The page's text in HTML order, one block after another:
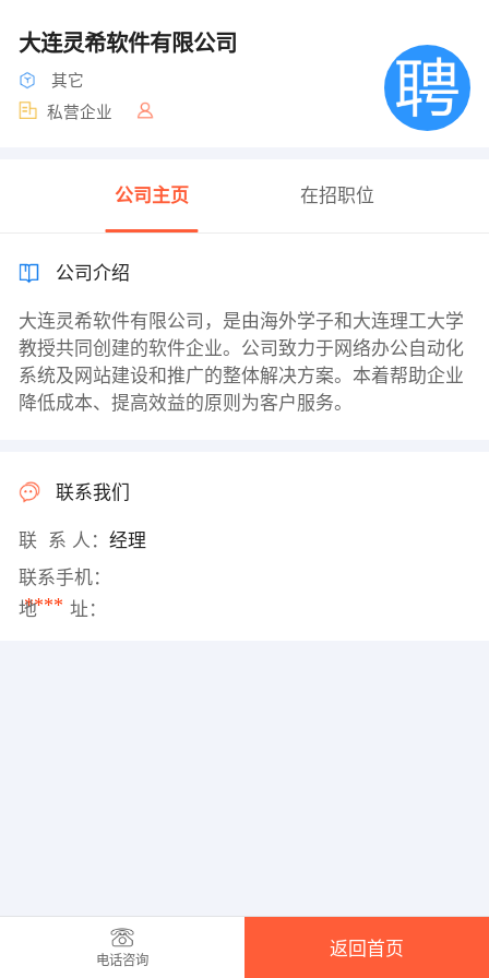
大连灵希软件有限公司
其它
私营企业
公司主页 在招职位
公司介绍
大连灵希软件有限公司，是由海外学子和大连理工大学
教授共同创建的软件企业。公司致力于网络办公自动化
系统及网站建设和推广的整体解决方案。本着帮助企业
降低成本、提高效益的原则为客户服务。
联系我们
联 系 人： 经理
联系手机：
****
地 址：
电话咨询
返回首页